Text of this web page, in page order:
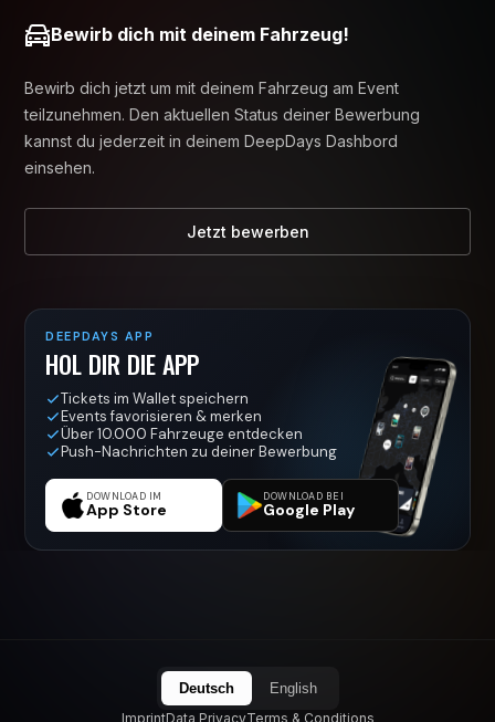
Bewirb dich mit deinem Fahrzeug!
Bewirb dich jetzt um mit deinem Fahrzeug am Event
teilzunehmen. Den aktuellen Status deiner Bewerbung
kannst du jederzeit in deinem DeepDays Dashbord
einsehen.
Jetzt bewerben
DEEPDAYS APP
HOL DIR DIE APP
Tickets im Wallet speichern
Events favorisieren & merken
Über 10.000 Fahrzeuge entdecken
Push-Nachrichten zu deiner Bewerbung
DOWNLOAD IM
App Store
DOWNLOAD BEI
Google Play
Deutsch
English
ImprintData PrivacyTerms & Conditions